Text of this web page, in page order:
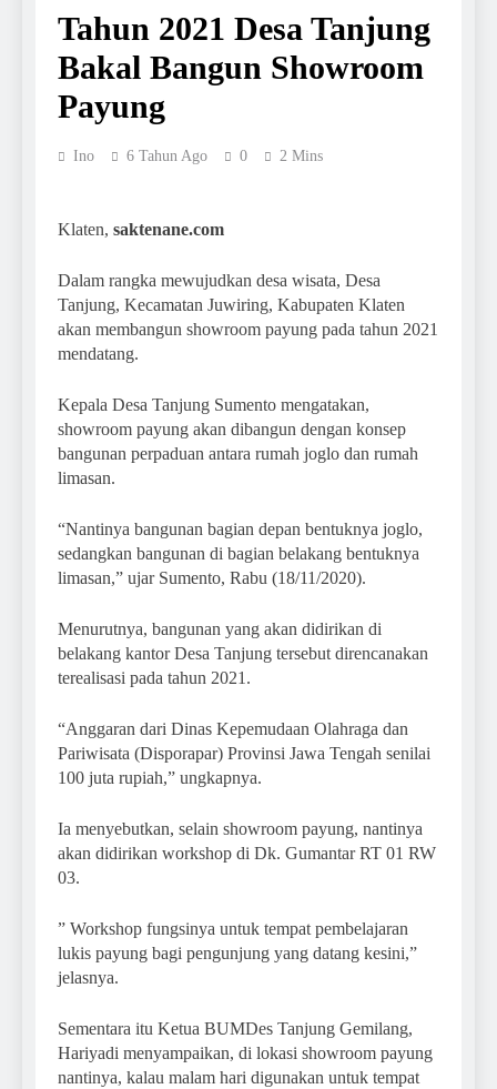
Tahun 2021 Desa Tanjung
Bakal Bangun Showroom
Payung
Ino 6 Tahun Ago 0 2 Mins
Klaten, saktenane.com
Dalam rangka mewujudkan desa wisata, Desa
Tanjung, Kecamatan Juwiring, Kabupaten Klaten
akan membangun showroom payung pada tahun 2021
mendatang.
Kepala Desa Tanjung Sumento mengatakan,
showroom payung akan dibangun dengan konsep
bangunan perpaduan antara rumah joglo dan rumah
limasan.
“Nantinya bangunan bagian depan bentuknya joglo,
sedangkan bangunan di bagian belakang bentuknya
limasan,” ujar Sumento, Rabu (18/11/2020).
Menurutnya, bangunan yang akan didirikan di
belakang kantor Desa Tanjung tersebut direncanakan
terealisasi pada tahun 2021.
“Anggaran dari Dinas Kepemudaan Olahraga dan
Pariwisata (Disporapar) Provinsi Jawa Tengah senilai
100 juta rupiah,” ungkapnya.
Ia menyebutkan, selain showroom payung, nantinya
akan didirikan workshop di Dk. Gumantar RT 01 RW
03.
” Workshop fungsinya untuk tempat pembelajaran
lukis payung bagi pengunjung yang datang kesini,”
jelasnya.
Sementara itu Ketua BUMDes Tanjung Gemilang,
Hariyadi menyampaikan, di lokasi showroom payung
nantinya, kalau malam hari digunakan untuk tempat